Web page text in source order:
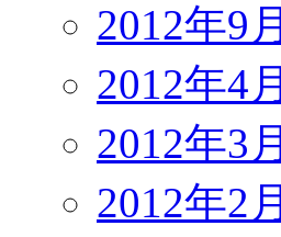
2012年9月
2012年4月
2012年3月
2012年2月